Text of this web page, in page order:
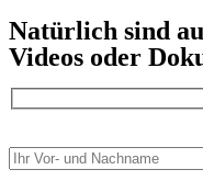
Natürlich sind
Videos oder